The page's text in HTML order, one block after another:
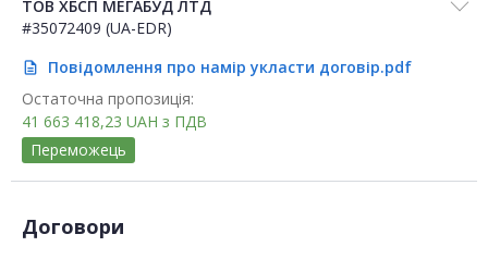
ТОВ ХБСП МЕГАБУД ЛТД
#35072409 (UA-EDR)
description
Повідомлення про намір укласти договір.pdf
Остаточна пропозиція:
41 663 418,23 UAH з ПДВ
Переможець
Договори